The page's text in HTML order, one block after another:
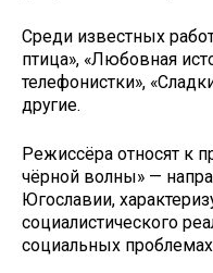
Среди известных
птица», «Любовная
телефонистки»,
другие.
Режиссёра относят к
чёрной волны» —
Югославии,
социалистического
социальных